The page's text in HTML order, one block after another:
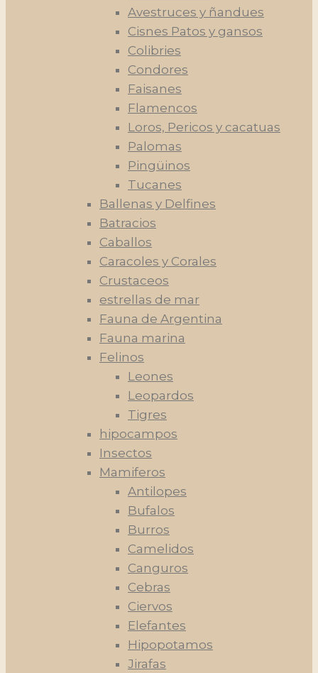
Avestruces y ñandues
Cisnes Patos y gansos
Colibries
Condores
Faisanes
Flamencos
Loros, Pericos y cacatuas
Palomas
Pingüinos
Tucanes
Ballenas y Delfines
Batracios
Caballos
Caracoles y Corales
Crustaceos
estrellas de mar
Fauna de Argentina
Fauna marina
Felinos
Leones
Leopardos
Tigres
hipocampos
Insectos
Mamiferos
Antilopes
Bufalos
Burros
Camelidos
Canguros
Cebras
Ciervos
Elefantes
Hipopotamos
Jirafas